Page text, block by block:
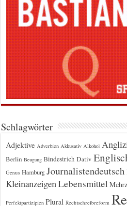
Schlagwörter
Adjektive Adverbien Akkusativ Alkohol
Berlin Beugung Bindestrich Dativ
Genus Hamburg Journalistendeutsch
KleinanzeigenLebensmittel
Perfektpartizipien Plural Rechtschreibreform